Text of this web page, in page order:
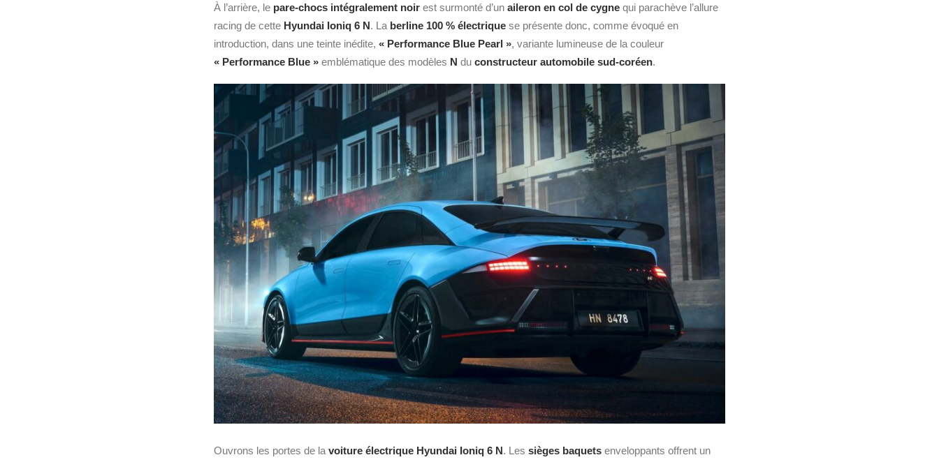
À l’arrière, le pare-chocs intégralement noir est surmonté d’un aileron en col de cygne qui parachève l’allure
racing de cette Hyundai Ioniq 6 N. La berline 100 % électrique se présente donc, comme évoqué en
introduction, dans une teinte inédite, « Performance Blue Pearl », variante lumineuse de la couleur
« Performance Blue » emblématique des modèles N du constructeur automobile sud-coréen.
Ouvrons les portes de la voiture électrique Hyundai Ioniq 6 N. Les sièges baquets enveloppants offrent un